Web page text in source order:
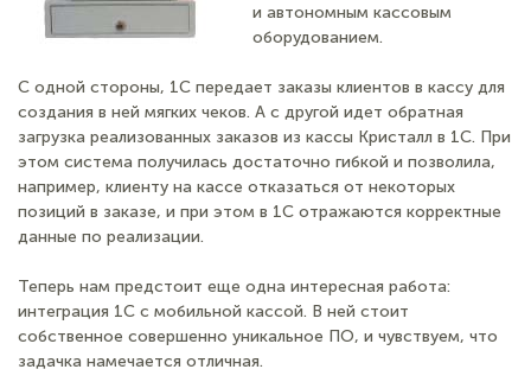
и автономным кассовым
оборудованием.
С одной стороны, 1С передает заказы клиентов в кассу для
создания в ней мягких чеков. А с другой идет обратная
загрузка реализованных заказов из кассы Кристалл в 1С. При
этом система получилась достаточно гибкой и позволила,
например, клиенту на кассе отказаться от некоторых
позиций в заказе, и при этом в 1С отражаются корректные
данные по реализации.
Теперь нам предстоит еще одна интересная работа:
интеграция 1С с мобильной кассой. В ней стоит
собственное совершенно уникальное ПО, и чувствуем, что
задачка намечается отличная.